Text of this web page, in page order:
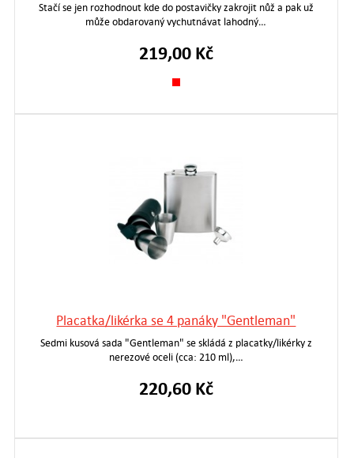
Stačí se jen rozhodnout kde do postavičky zakrojit nůž a pak už
může obdarovaný vychutnávat lahodný…
219,00 Kč
Placatka/likérka se 4 panáky "Gentleman"
Sedmi kusová sada "Gentleman" se skládá z placatky/likérky z
nerezové oceli (cca: 210 ml),…
220,60 Kč